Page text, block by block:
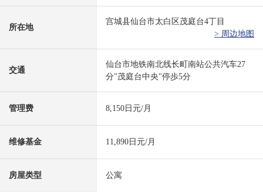
所在地
宫城县仙台市太白区茂庭台4丁目
> 周边地图
交通
仙台市地铁南北线长町南站公共汽车27
分"茂庭台中央"停歩5分
管理费 8,150日元/月
维修基金 11,890日元/月
房屋类型 公寓